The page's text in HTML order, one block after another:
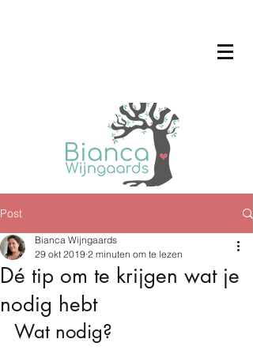
Post
Dé tip om te krijgen wat je
nodig hebt
Bianca Wijngaards
29 okt 2019 2 minuten om te lezen
Wat nodig?